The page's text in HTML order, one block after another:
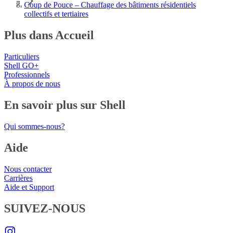
Coup de Pouce – Chauffage des bâtiments résidentiels
collectifs et tertiaires
Plus dans Accueil
Particuliers
Shell GO+
Professionnels
À propos de nous
En savoir plus sur Shell
Qui sommes-nous?
Aide
Nous contacter
Carrières
Aide et Support
SUIVEZ-NOUS